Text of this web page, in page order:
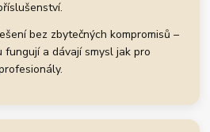
bez zbytečných kompromisů –
a dávají smysl jak pro